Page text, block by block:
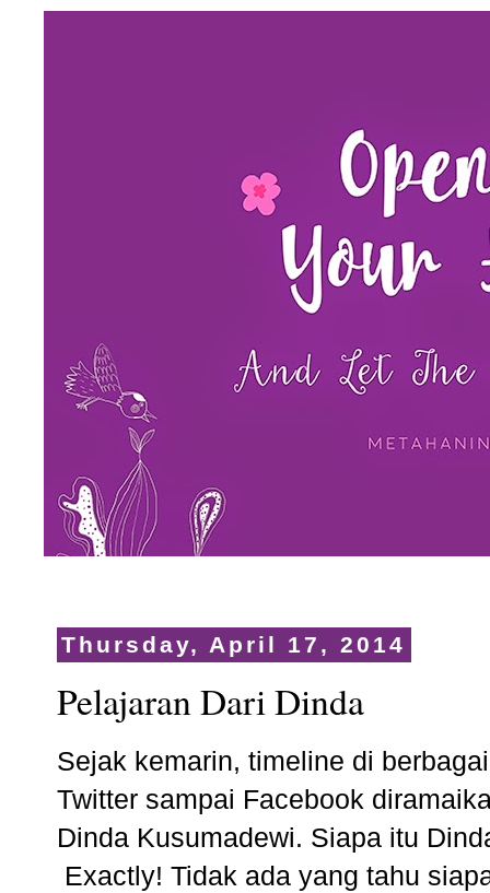
Thursday, April 17, 2014
Pelajaran Dari Dinda
Sejak kemarin, timeline di
Twitter sampai Facebook
Dinda Kusumadewi. Siapa itu
Exactly! Tidak ada yang tahu